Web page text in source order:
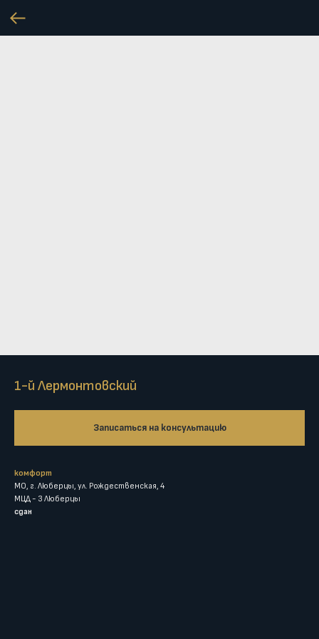
1-й Лермонтовский
Записаться на консультацию
комфорт
МО, г. Люберцы, ул. Рождественская, 4
МЦД - 3 Люберцы
сдан